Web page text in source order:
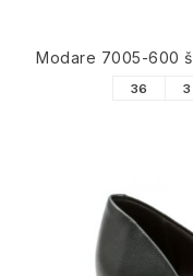
Modare 7005-600
36